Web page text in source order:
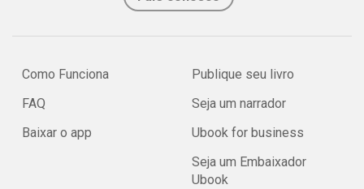
Como Funciona
FAQ
Baixar o app
Publique seu livro
Seja um narrador
Ubook for business
Seja um Embaixador
Ubook